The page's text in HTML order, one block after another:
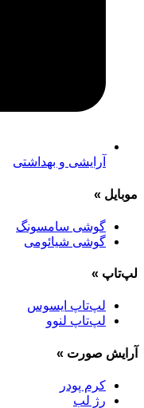
آرایشی و بهداشتی
موبایل »
گوشی سامسونگ
گوشی شیائومی
لپ‌تاپ »
لپ‌تاپ ایسوس
لپ‌تاپ لنوو
آرایش صورت »
کرم پودر
رژ لب